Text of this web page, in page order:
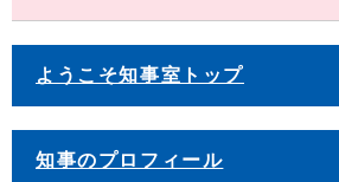
ようこそ知事室トップ
知事のプロフィール